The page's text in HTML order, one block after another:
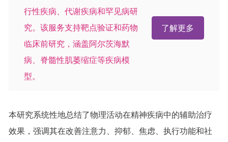
行性疾病、代谢疾病和罕见病研
究。该服务支持靶点验证和药物
临床前研究，涵盖阿尔茨海默
病、脊髓性肌萎缩症等疾病模
型。
了解更多
本研究系统性地总结了物理活动在精神疾病中的辅助治疗
效果，强调其在改善注意力、抑郁、焦虑、执行功能和社